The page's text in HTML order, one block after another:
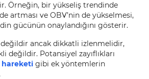
Örneğin, bir yükseliş trendinde
artması ve OBV’nin de yükselmesi,
gücünün onaylandığını gösterir.
ancak dikkatli izlenmelidir,
değildir. Potansiyel zayıflıkları
gibi ek yöntemlerin